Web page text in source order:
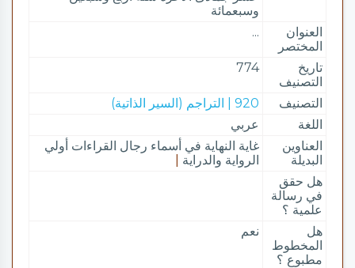
وسبعمائة
العنوان
المختصر
...
تاريخ
التصنيف
774
التصنيف
920 | التراجم (السير الذاتية)
اللغة
عربي
العناوين
البديلة
غاية النهاية في أسماء رجال القراءات أولي
الرواية والدراية
هل حقق
في رسالة
علمية ؟
هل
المخطوط
مطبوع ؟
نعم